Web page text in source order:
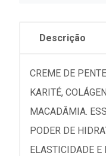
Descrição
CREME DE
KARITÉ,
MACADÂMIA.
PODER DE
ELASTICIDADE